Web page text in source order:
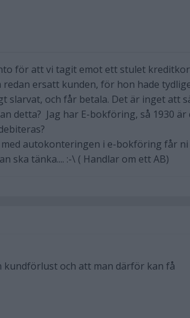
för att vi tagit emot ett stulet
ersatt kunden, för hon hade
slarvat, och får betala. Det är inget att
detta? Jag har E-bokföring, så 1930 är
autokonteringen i e-bokföring får ni
ska tänka.... :-\ ( Handlar om ett AB)
kundförlust och att man därför kan få